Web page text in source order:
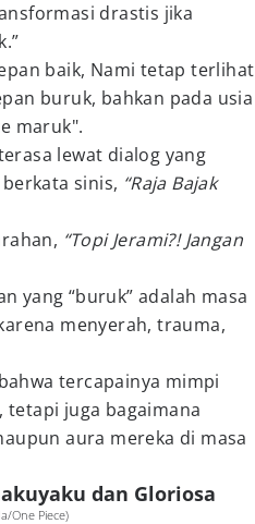
drastis jika
baik, Nami tetap terlihat
buruk, bahkan pada usia
maruk".
lewat dialog yang
sinis, “Raja Bajak
“Topi Jerami?! Jangan
yang “buruk” adalah masa
menyerah, trauma,
tercapainya mimpi
juga bagaimana
aura mereka di masa
dan Gloriosa
One Piece)